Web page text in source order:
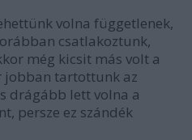
volna függetlenek,
csatlakoztunk,
még kicsit más volt a
jobban tartottunk az
drágább lett volna a
persze ez szándék